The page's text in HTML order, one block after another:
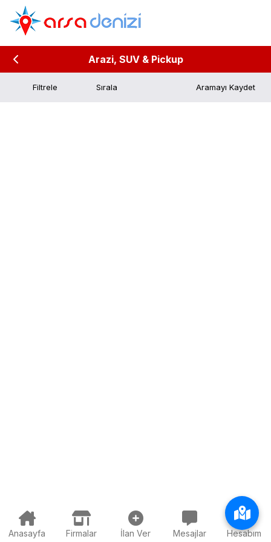
Arazi, SUV & Pickup
Filtrele Aramayı Kaydet
Anasayfa Firmalar İlan Ver Mesajlar Hesabım